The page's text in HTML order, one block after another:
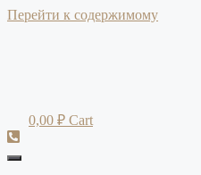
Перейти к содержимому
0,00 ₽ Cart